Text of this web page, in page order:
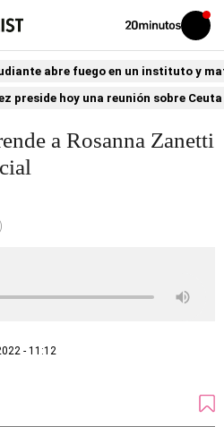
Volver
Iniciar
sesión
abre fuego en un instituto y
preside hoy una reunión sobre
a Rosanna Zanetti
- 11:12